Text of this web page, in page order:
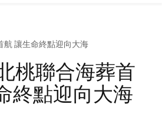
航 讓生命終點迎向大海
桃聯合海葬首
終點迎向大海